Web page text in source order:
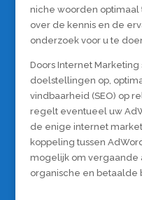
niche woorden optimaal
over de kennis en de
onderzoek voor u te
Doors Internet
doelstellingen op,
vindbaarheid (SEO) op
regelt eventueel uw
de enige internet
koppeling tussen
mogelijk om vergaande
organische en betaalde